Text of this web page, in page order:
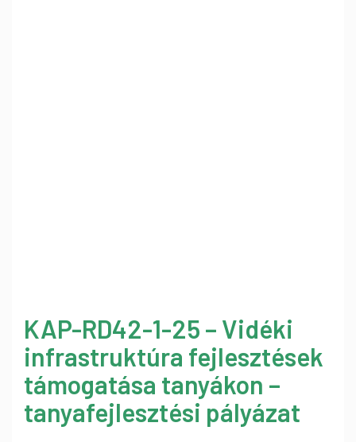
KAP-RD42-1-25 – Vidéki
infrastruktúra fejlesztések
támogatása tanyákon –
tanyafejlesztési pályázat